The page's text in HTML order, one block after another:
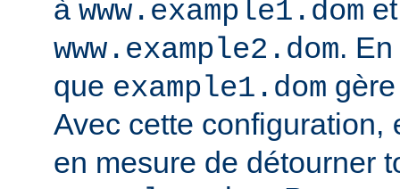
à www.example1.dom
www.example2.dom.
que example1.dom
Avec cette configuration,
en mesure de détourner